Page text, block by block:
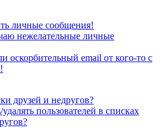
личные сообщения!
нежелательные личные
оскорбительный email от кого-то с
друзей и недругов?
пользователей в списках